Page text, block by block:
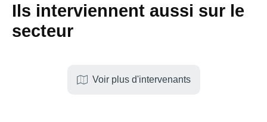
Ils interviennent aussi sur le
secteur
Voir plus d'intervenants